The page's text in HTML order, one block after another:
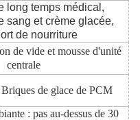
long temps médical,
sang et crème glacée,
de nourriture
de vide et mousse d'unité
centrale
de glace de PCM
: pas au-dessus de 30